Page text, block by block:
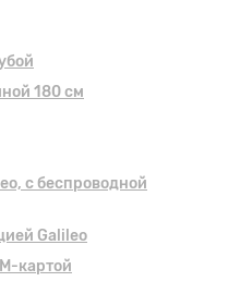
180 см
с беспроводной
Galileo
картой